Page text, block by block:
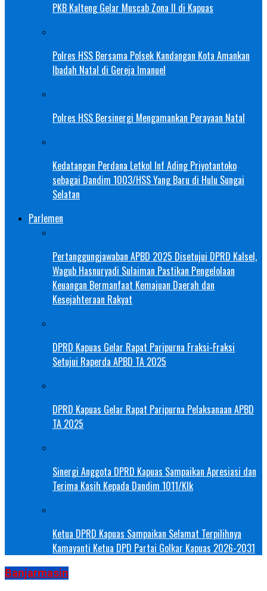
PKB Kalteng Gelar Muscab Zona II di Kapuas
Polres HSS Bersama Polsek Kandangan Kota Amankan
Ibadah Natal di Gereja Imanuel
Polres HSS Bersinergi Mengamankan Perayaan Natal
Kedatangan Perdana Letkol Inf Ading Priyotantoko
sebagai Dandim 1003/HSS Yang Baru di Hulu Sungai
Selatan
Parlemen
Pertanggungjawaban APBD 2025 Disetujui DPRD Kalsel,
Wagub Hasnuryadi Sulaiman Pastikan Pengelolaan
Keuangan Bermanfaat Kemajuan Daerah dan
Kesejahteraan Rakyat
DPRD Kapuas Gelar Rapat Paripurna Fraksi-Fraksi
Setujui Raperda APBD TA 2025
DPRD Kapuas Gelar Rapat Paripurna Pelaksanaan APBD
TA 2025
Sinergi Anggota DPRD Kapuas Sampaikan Apresiasi dan
Terima Kasih Kepada Dandim 1011/Klk
Ketua DPRD Kapuas Sampaikan Selamat Terpilihnya
Kamayanti Ketua DPD Partai Golkar Kapuas 2026-2031
Banjarmasin